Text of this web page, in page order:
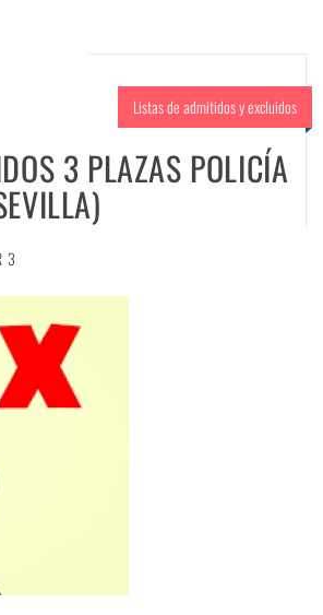
Listas de admitidos y excluidos
3 PLAZAS POLICÍA
3